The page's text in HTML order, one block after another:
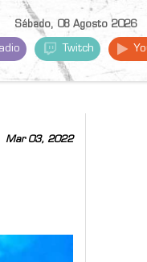
Sábado, 08 Agosto 2026
Twitch
Mar 03, 2022